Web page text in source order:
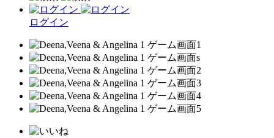
ログイン